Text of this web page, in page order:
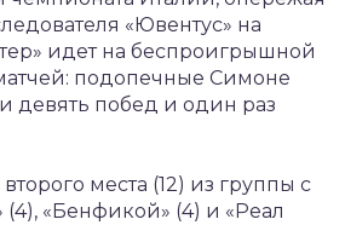
«Ювентус» на
идет на беспроигрышной
подопечные Симоне
девять побед и один раз
места (12) из группы с
«Бенфикой» (4) и «Реал